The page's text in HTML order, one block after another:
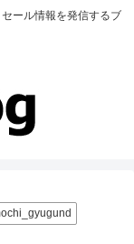
ール情報を発信するブ